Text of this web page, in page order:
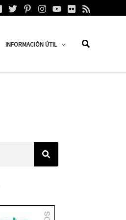
INFORMACIÓN ÚTIL